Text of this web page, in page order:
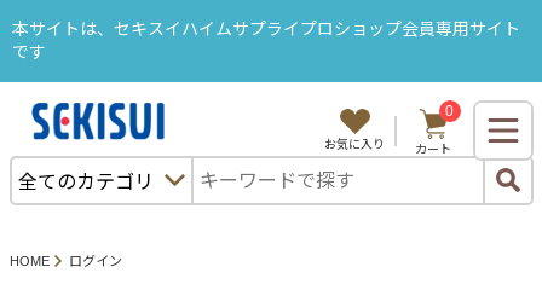
ようこそ、セキスハイムサプライB2Bサイトへ
ログイン 購入履歴
本サイトは、セキスイハイムサプライプロショップ会員専用サイト
です
お気に入り
0
カート
HOME ログイン